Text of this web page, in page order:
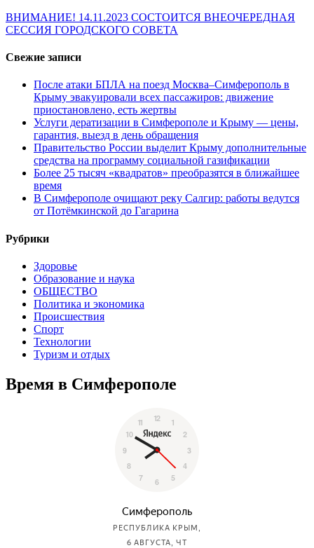
ВНИМАНИЕ! 14.11.2023 СОСТОИТСЯ ВНЕОЧЕРЕДНАЯ
СЕССИЯ ГОРОДСКОГО СОВЕТА
Свежие записи
После атаки БПЛА на поезд Москва–Симферополь в
Крыму эвакуировали всех пассажиров: движение
приостановлено, есть жертвы
Услуги дератизации в Симферополе и Крыму — цены,
гарантия, выезд в день обращения
Правительство России выделит Крыму дополнительные
средства на программу социальной газификации
Более 25 тысяч «квадратов» преобразятся в ближайшее
время
В Симферополе очищают реку Салгир: работы ведутся
от Потёмкинской до Гагарина
Рубрики
Здоровье
Образование и наука
ОБЩЕСТВО
Политика и экономика
Происшествия
Спорт
Технологии
Туризм и отдых
Время в Симферополе